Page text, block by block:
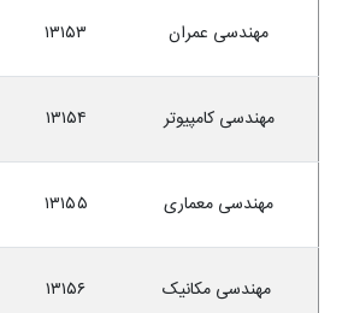
مهندسی عمران ۱۳۱۵۳
مهندسی کامپیوتر ۱۳۱۵۴
مهندسی معماری ۱۳۱۵۵
مهندسی مکانیک ۱۳۱۵۶